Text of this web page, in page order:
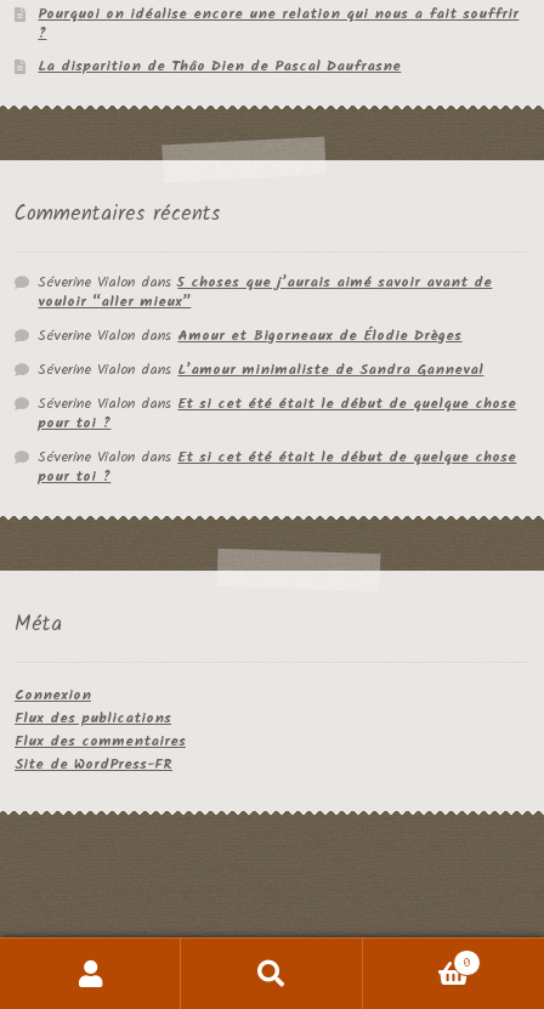
Pourquoi on idéalise encore une relation qui nous a fait souffrir
?
La disparition de Thâo Dien de Pascal Daufrasne
Commentaires récents
Séverine Vialon dans5 choses que j’aurais aimé savoir avant de
vouloir “aller mieux”
Séverine Vialon dansAmour et Bigorneaux de Élodie Drèges
Séverine Vialon dansL’amour minimaliste de Sandra Ganneval
Séverine Vialon dansEt si cet été était le début de quelque chose
pour toi ?
Séverine Vialon dansEt si cet été était le début de quelque chose
pour toi ?
Méta
Connexion
Flux des publications
Flux des commentaires
Site de WordPress-FR
Built with WooCommerce
Recherche
0